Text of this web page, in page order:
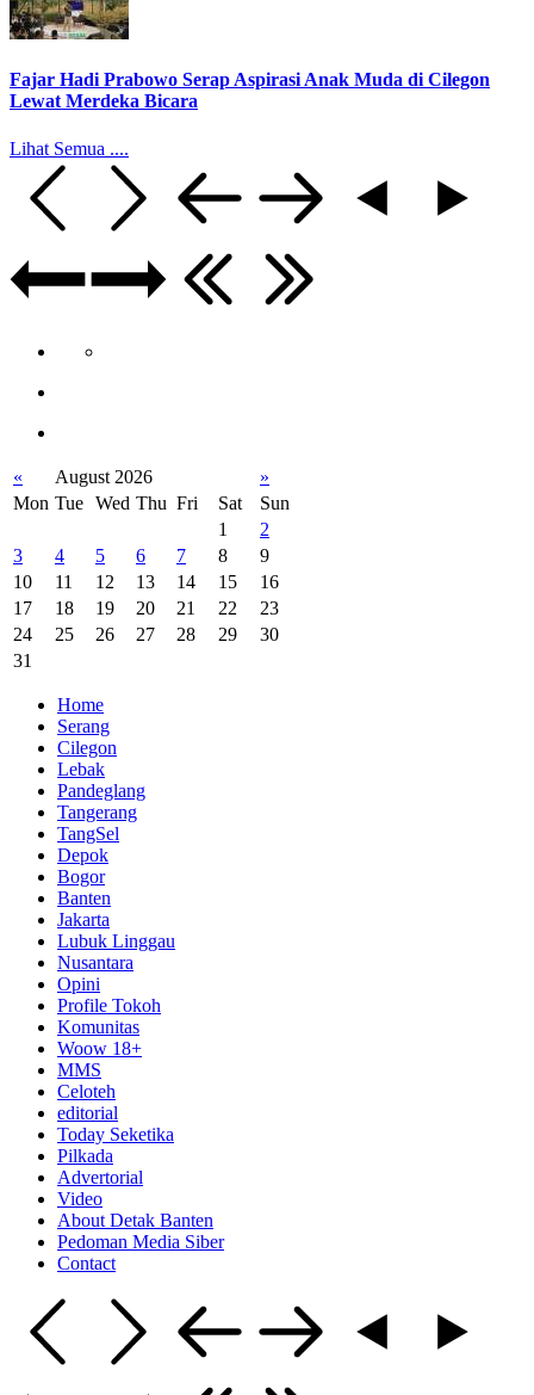
Fajar Hadi Prabowo Serap Aspirasi Anak Muda di Cilegon
Lewat Merdeka Bicara
Lihat Semua ....
« August 2026
»
Mon Tue Wed Thu Fri Sat
Sun
1
2
3
4 5 6 7 8
9
10
11 12 13 14 15
16
17
18 19 20 21 22
23
24
25 26 27 28 29
30
31
Home
Serang
Cilegon
Lebak
Pandeglang
Tangerang
TangSel
Depok
Bogor
Banten
Jakarta
Lubuk Linggau
Nusantara
Opini
Profile Tokoh
Komunitas
Woow 18+
MMS
Celoteh
editorial
Today Seketika
Pilkada
Advertorial
Video
About Detak Banten
Pedoman Media Siber
Contact